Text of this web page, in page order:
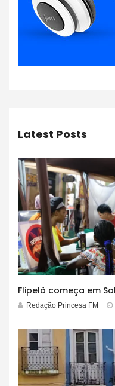
Latest Posts
Redação Princesa FM